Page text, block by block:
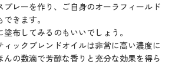
プレーを作り、ご自身のオーラフィールド
きます。
布してみるのもいいでしょう。
ィックブレンドオイルは非常に高い濃度に
の数滴で芳醇な香りと充分な効果を得ら